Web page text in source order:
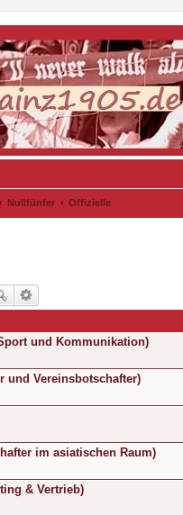
Nullfünfer Offizielle
und Kommunikation)
und Vereinsbotschafter)
im asiatischen Raum)
& Vertrieb)